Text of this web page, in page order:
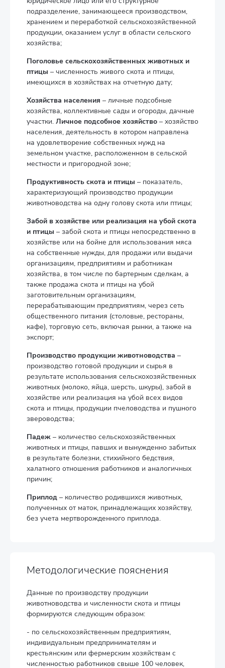
подразделение, занимающееся производством,
хранением и переработкой сельскохозяйственной
продукции, оказанием услуг в области сельского
хозяйства;
Поголовье сельскохозяйственных животных и
птицы – численность живого скота и птицы,
имеющихся в хозяйствах на отчетную дату;
Хозяйства населения – личные подсобные
хозяйства, коллективные сады и огороды, дачные
участки. Личное подсобное хозяйство – хозяйство
населения, деятельность в котором направлена
на удовлетворение собственных нужд на
земельном участке, расположенном в сельской
местности и пригородной зоне;
Продуктивность скота и птицы – показатель,
характеризующий производство продукции
животноводства на одну голову скота или птицы;
Забой в хозяйстве или реализация на убой скота
и птицы – забой скота и птицы непосредственно в
хозяйстве или на бойне для использования мяса
на собственные нужды, для продажи или выдачи
организациям, предприятиям и работникам
хозяйства, в том числе по бартерным сделкам, а
также продажа скота и птицы на убой
заготовительным организациям,
перерабатывающим предприятиям, через сеть
общественного питания (столовые, рестораны,
кафе), торговую сеть, включая рынки, а также на
экспорт;
Производство продукции животноводства –
производство готовой продукции и сырья в
результате использования сельскохозяйственных
животных (молоко, яйца, шерсть, шкуры), забой в
хозяйстве или реализация на убой всех видов
скота и птицы, продукции пчеловодства и пушного
звероводства;
Падеж – количество сельскохозяйственных
животных и птицы, павших и вынужденно забитых
в результате болезни, стихийного бедствия,
халатного отношения работников и аналогичных
причин;
Приплод – количество родившихся животных,
полученных от маток, принадлежащих хозяйству,
без учета мертворожденного приплода.
Методологические пояснения
Данные по производству продукции
животноводства и численности скота и птицы
формируются следующим образом:
- по сельскохозяйственным предприятиям,
индивидуальным предпринимателям и
крестьянским или фермерским хозяйствам с
численностью работников свыше 100 человек,